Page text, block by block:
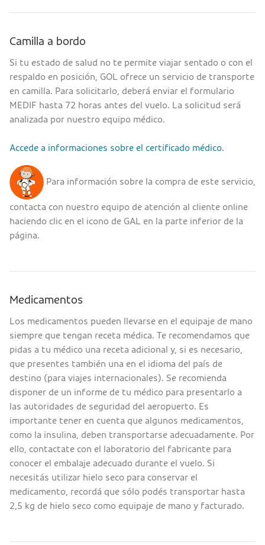
Camilla a bordo
Si tu estado de salud no te permite viajar sentado o con el
respaldo en posición, GOL ofrece un servicio de transporte
en camilla. Para solicitarlo, deberá enviar el formulario
MEDIF hasta 72 horas antes del vuelo. La solicitud será
analizada por nuestro equipo médico.
Accede a informaciones sobre el certificado médico.
Para información sobre la compra de este servicio,
contacta con nuestro equipo de atención al cliente online
haciendo clic en el icono de GAL en la parte inferior de la
página.
Medicamentos
Los medicamentos pueden llevarse en el equipaje de mano
siempre que tengan receta médica. Te recomendamos que
pidas a tu médico una receta adicional y, si es necesario,
que presentes también una en el idioma del país de
destino (para viajes internacionales). Se recomienda
disponer de un informe de tu médico para presentarlo a
las autoridades de seguridad del aeropuerto. Es
importante tener en cuenta que algunos medicamentos,
como la insulina, deben transportarse adecuadamente. Por
ello, contactate con el laboratorio del fabricante para
conocer el embalaje adecuado durante el vuelo. Si
necesitás utilizar hielo seco para conservar el
medicamento, recordá que sólo podés transportar hasta
2,5 kg de hielo seco como equipaje de mano y facturado.